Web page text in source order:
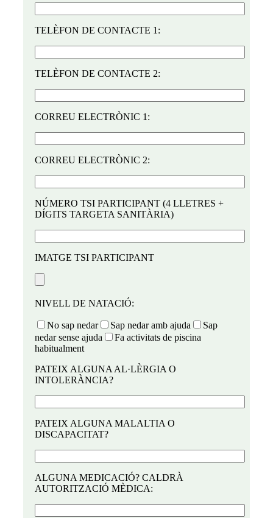
TELÈFON DE CONTACTE 1:
TELÈFON DE CONTACTE 2:
CORREU ELECTRÒNIC 1:
CORREU ELECTRÒNIC 2:
NÚMERO TSI PARTICIPANT (4 LLETRES +
DÍGITS TARGETA SANITÀRIA)
IMATGE TSI PARTICIPANT
NIVELL DE NATACIÓ:
No sap nedar Sap nedar amb ajuda
Sap
nedar sense ajuda
Fa activitats de piscina
habitualment
PATEIX ALGUNA AL·LÈRGIA O
INTOLERÀNCIA?
PATEIX ALGUNA MALALTIA O
DISCAPACITAT?
ALGUNA MEDICACIÓ? CALDRÀ
AUTORITZACIÓ MÈDICA: